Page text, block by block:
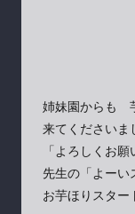
姉妹園からも
来てくださいま
「よろしくお願
先生の「よーい
お芋ほりスター